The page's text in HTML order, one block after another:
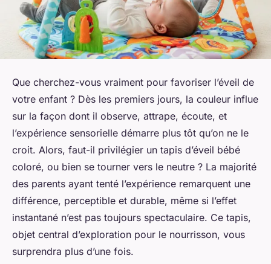
Que cherchez-vous vraiment pour favoriser l’éveil de
votre enfant ? Dès les premiers jours, la couleur influe
sur la façon dont il observe, attrape, écoute, et
l’expérience sensorielle démarre plus tôt qu’on ne le
croit. Alors, faut-il privilégier un tapis d’éveil bébé
coloré, ou bien se tourner vers le neutre ? La majorité
des parents ayant tenté l’expérience remarquent une
différence, perceptible et durable, même si l’effet
instantané n’est pas toujours spectaculaire. Ce tapis,
objet central d’exploration pour le nourrisson, vous
surprendra plus d’une fois.